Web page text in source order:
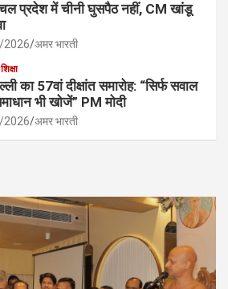
प्रदेश में चीनी घुसपैठ नहीं, CM खांडू
अमर भारती
शिक्षा
का 57वां दीक्षांत समारोह: “सिर्फ सवाल
भी खोजें” PM मोदी
अमर भारती